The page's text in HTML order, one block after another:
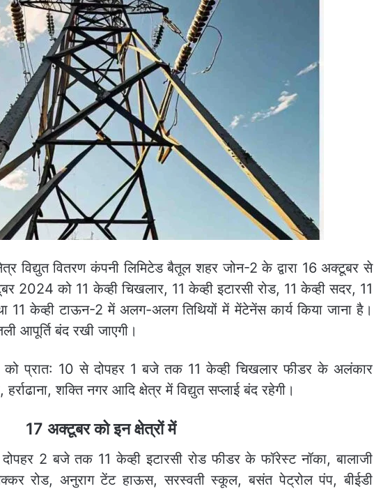
विद्युत वितरण कंपनी लिमिटेड बैतूल शहर जोन-2 के द्वारा 16 अक्टूबर से
को 11 केव्ही चिखलार, 11 केव्ही इटारसी रोड, 11 केव्ही सदर, 11
11 केव्ही टाऊन-2 में अलग-अलग तिथियों में मेंटेनेंस कार्य किया जाना है।
आपूर्ति बंद रखी जाएगी।
प्रात: 10 से दोपहर 1 बजे तक 11 केव्ही चिखलार फीडर के अलंकार
शक्ति नगर आदि क्षेत्र में विद्युत सप्लाई बंद रहेगी।
17 अक्टूबर को इन क्षेत्रों में
2 बजे तक 11 केव्ही इटारसी रोड फीडर के फॉरेस्ट नॉका, बालाजी
चक्कर रोड, अनुराग टेंट हाऊस, सरस्वती स्कूल, बसंत पेट्रोल पंप, बीईडी